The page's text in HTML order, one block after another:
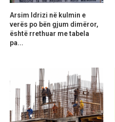
Arsim Idrizi në kulmin e
verës po bën gjum dimëror,
është rrethuar me tabela
pa...